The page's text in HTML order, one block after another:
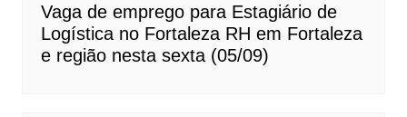
Vaga de emprego para Estagiário de
Logística no Fortaleza RH em Fortaleza
e região nesta sexta (05/09)